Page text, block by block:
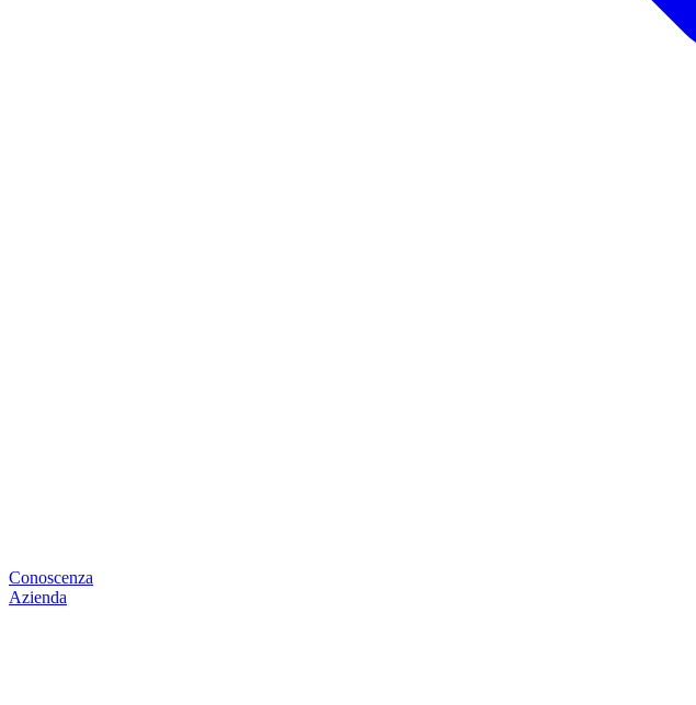
Conoscenza
Azienda